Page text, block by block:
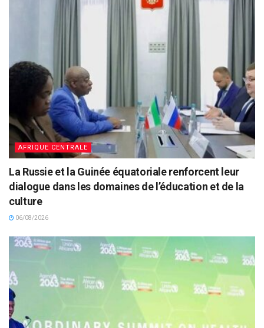
AFRIQUE CENTRALE
La Russie et la Guinée équatoriale renforcent leur
dialogue dans les domaines de l’éducation et de la
culture
06/08/2026